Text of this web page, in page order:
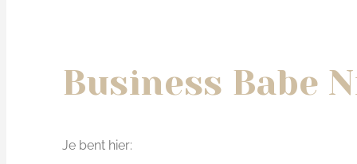
Business Babe
Je bent hier: